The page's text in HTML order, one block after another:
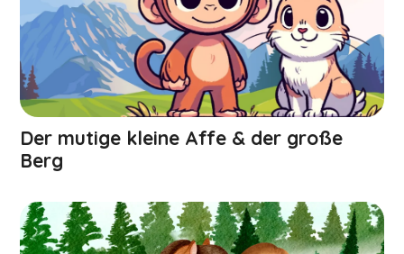
Der mutige kleine Affe & der große
Berg